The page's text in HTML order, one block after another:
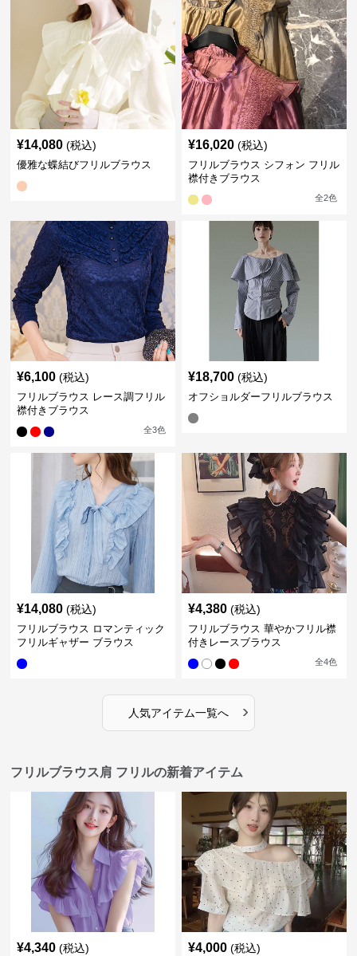
¥14,080 (税込)
優雅な蝶結びフリルブラウス
¥16,020 (税込)
フリルブラウス シフォン フリル
襟付きブラウス
全2色
¥6,100 (税込)
フリルブラウス レース調フリル
襟付きブラウス
全3色
¥18,700 (税込)
オフショルダーフリルブラウス
¥14,080 (税込)
フリルブラウス ロマンティック
フリルギャザー ブラウス
¥4,380 (税込)
フリルブラウス 華やかフリル襟
付きレースブラウス
全4色
人気アイテム一覧へ ›
フリルブラウス肩 フリルの新着アイテム
¥4,340 (税込) ¥4,000 (税込)